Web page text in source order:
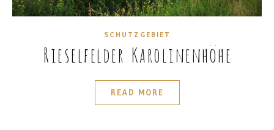
SCHUTZGEBIET
Rieselfelder Karolinenhöhe
READ MORE